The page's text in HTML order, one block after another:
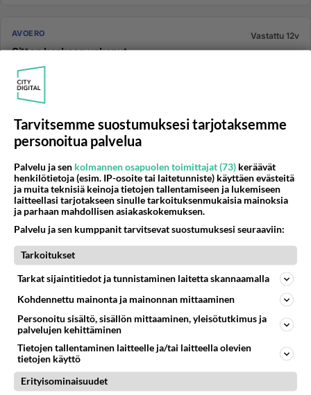
AVOERO Vastattu 12v
Sitten koskaan uskonut
Voi aikuiseen mieheen sattua ero 13 Vuoden
yhdessäolon jälkeen.Eikä se miten mitä tehdään vaan
miten se tehdään. En voi...
23.11.2013 22:51 3 306
AVOERO Vastattu 12v
Miksi en näe samaa kuin hän?
Sain jakaa kaksi vuotta maailman ihanimman miehen
kanssa, puolitoista vuotta yhdessä asumistakin takana,
20.11.2013 19:13
AVOERO Vastattu 12v
Vaikea liitto
hankkineet siinä sivussa lapsiakin. Olen ollut tyhmä ja
taistellut...
04.10.2013 18:59 6 625 0
Tarvitsemme suostumuksesi tarjotaksemme
personoitua palvelua
Palvelu ja sen kolmannen osapuolen toimittajat (73) keräävät
henkilötietoja (esim. IP-osoite tai laitetunniste) käyttäen evästeitä
ja muita teknisiä keinoja tietojen tallentamiseen ja lukemiseen
laitteellasi tarjotakseen sinulle tarkoituksenmukaisia mainoksia
ja parhaan mahdollisen asiakaskokemuksen.
Palvelu ja sen kumppanit tarvitsevat suostumuksesi seuraaviin:
Tarkoitukset
Tarkat sijaintitiedot ja tunnistaminen laitetta skannaamalla
Kohdennettu mainonta ja mainonnan mittaaminen
Personoitu sisältö, sisällön mittaaminen, yleisötutkimus ja
palvelujen kehittäminen
Tietojen tallentaminen laitteelle ja/tai laitteella olevien
tietojen käyttö
Erityisominaisuudet